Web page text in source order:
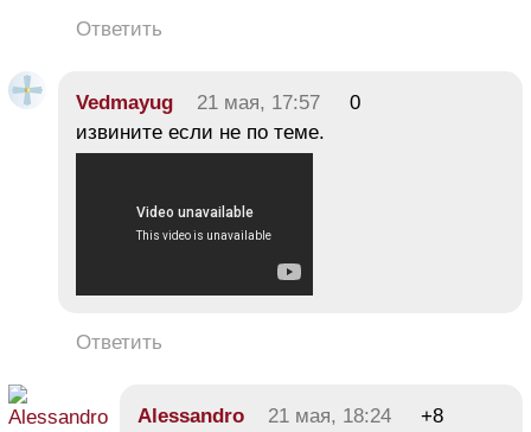
Ответить
Vedmayug 21 мая, 17:57
0
извините если не по теме.
Ответить
Alessandro 21 мая, 18:24
+8